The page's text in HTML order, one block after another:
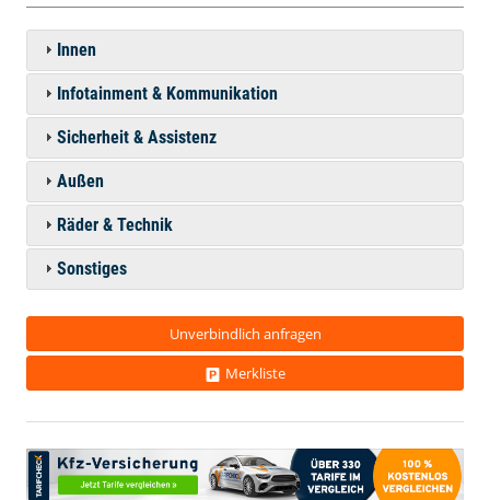
Innen
Infotainment & Kommunikation
Sicherheit & Assistenz
Außen
Räder & Technik
Sonstiges
Unverbindlich anfragen
Merkliste